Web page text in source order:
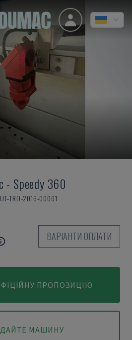
- Speedy 360
TRO-2016-00001
ВАРІАНТИ ОПЛАТИ
ПРОПОЗИЦІЮ
МАШИНУ